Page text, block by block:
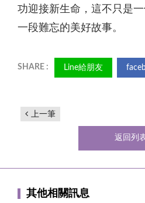
功迎接新生命，這不只是
一段難忘的美好故事。
Line給朋友
上一筆
返回列
其他相關訊息